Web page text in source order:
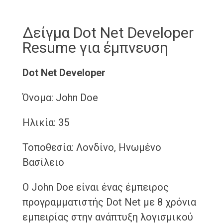
Δείγμα Dot Net Developer
Resume για έμπνευση
Dot Net Developer
Όνομα: John Doe
Ηλικία: 35
Τοποθεσία: Λονδίνο, Ηνωμένο
Βασίλειο
Ο John Doe είναι ένας έμπειρος
προγραμματιστής Dot Net με 8 χρόνια
εμπειρίας στην ανάπτυξη λογισμικού